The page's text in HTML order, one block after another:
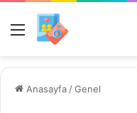
Menü
Anasayfa /Genel